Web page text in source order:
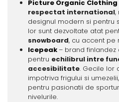
Picture Organic Clothing
respectat international,
designul modern si pentru
lor sunt dezvoltate atat
snowboard, cu accent pe
Icepeak– brand finlandez
pentru echilibrul intre
accesibilitate. Gecile lor
impotriva frigului si
pentru pasionatii de
nivelurile.